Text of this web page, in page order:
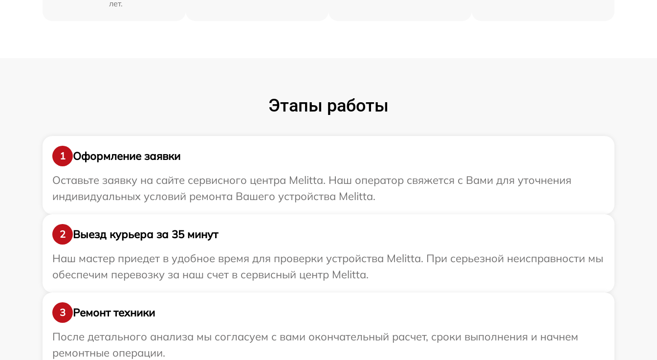
лет.
Этапы работы
1
Оформление заявки
Оставьте заявку на сайте сервисного центра Melitta. Наш оператор свяжется с Вами для уточнения
индивидуальных условий ремонта Вашего устройства Melitta.
2
Выезд курьера за 35 минут
Наш мастер приедет в удобное время для проверки устройства Melitta. При серьезной неисправности мы
обеспечим перевозку за наш счет в сервисный центр Melitta.
3
Ремонт техники
После детального анализа мы согласуем с вами окончательный расчет, сроки выполнения и начнем
ремонтные операции.